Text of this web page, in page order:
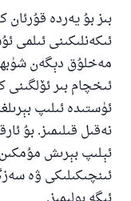
بىز بۇ يەردە قۇرئان
ئىكەنلىكىنى ئىلمى
مەخلۇق دېگەن
ئىخچام بىر
ئۈستىدە ئىلىپ
نەقىل قىلىمىز. بۇ
ئېلىپ بېرىش
ئىنچىكىلىكى ۋە